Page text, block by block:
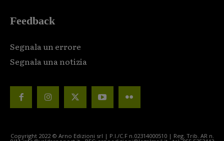
Feedback
Segnala un errore
Segnala una notizia
Copyright 2022 © Arno Edizioni srl | P.I./C.F n.02314000510 | Reg. Trib. AR n.